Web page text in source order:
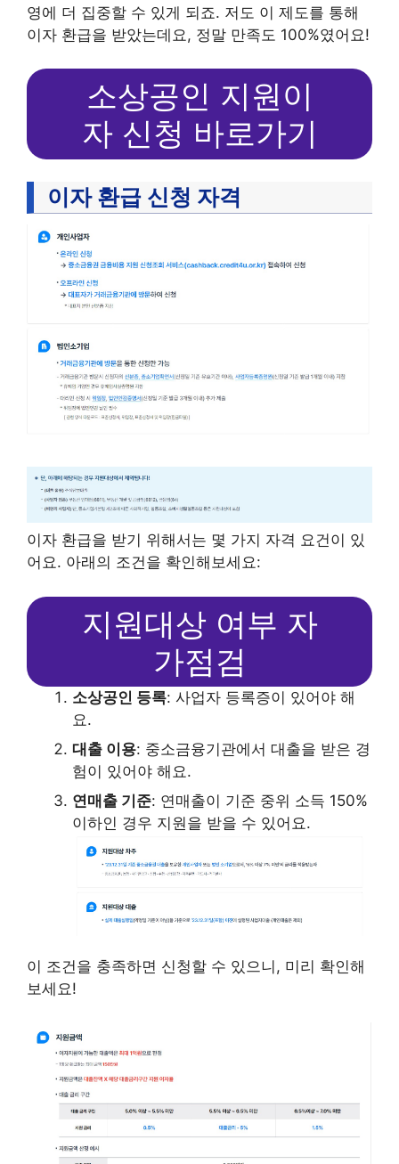
영에 더 집중할 수 있게 되죠. 저도 이 제도를 통해
이자 환급을 받았는데요, 정말 만족도 100%였어요!
소상공인 지원이
자 신청 바로가기
이자 환급 신청 자격
이자 환급을 받기 위해서는 몇 가지 자격 요건이 있
어요. 아래의 조건을 확인해보세요:
지원대상 여부 자
가점검
소상공인 등록: 사업자 등록증이 있어야 해
요.
대출 이용: 중소금융기관에서 대출을 받은 경
험이 있어야 해요.
연매출 기준: 연매출이 기준 중위 소득 150%
이하인 경우 지원을 받을 수 있어요.
이 조건을 충족하면 신청할 수 있으니, 미리 확인해
보세요!